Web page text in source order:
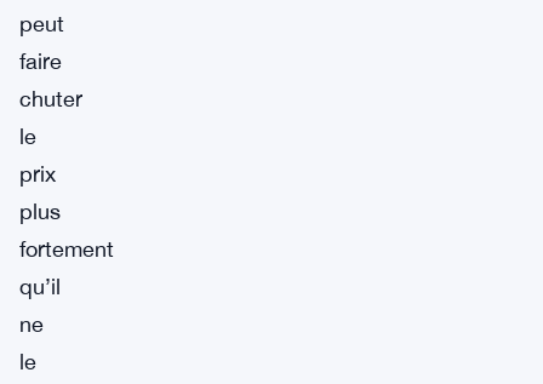
peut
faire
chuter
le
prix
plus
fortement
qu’il
ne
le